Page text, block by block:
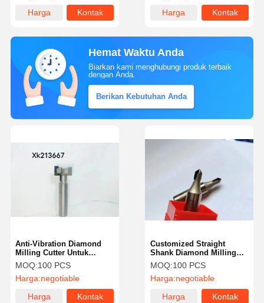
Harga
Kontak
Harga
Kontak
Hemat Waktu Anda
Biarkan kami menghubungi produk terbaik
dengan Anda.
Berikan Kebutuhan Anda
Customized Straight
Shank Diamond Milling
Cutter Untuk Pengaturan
Industri Dan DIY
MOQ:100 PCS
Harga:negotiable
Harga
Kontak
Anti-Vibration Diamond
Milling Cutter Untuk
Proses Pemotongan Yang
Lurus Dan Tepat
MOQ:100 PCS
Harga:negotiable
Harga
Kontak